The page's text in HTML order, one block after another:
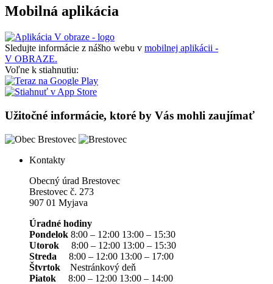
Mobilná aplikácia
Sledujte informácie z nášho webu v mobilnej aplikácii -
V OBRAZE.
Voľne k stiahnutiu:
Užitočné informácie, ktoré by Vás mohli zaujímať
Kontakty
Obecný úrad Brestovec
Brestovec č. 273
907 01 Myjava
Úradné hodiny
Pondelok 8:00 – 12:00 13:00 – 15:30
Utorok 8:00 – 12:00 13:00 – 15:30
Streda 8:00 – 12:00 13:00 – 17:00
Štvrtok Nestránkový deň
Piatok 8:00 – 12:00 13:00 – 14:00